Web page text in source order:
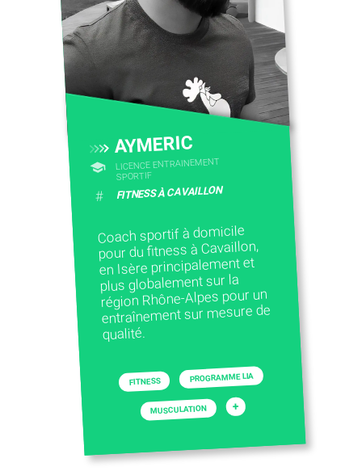
AYMERIC
LICENCE ENTRAINEMENT
SPORTIF
# FITNESS À CAVAILLON
Coach sportif à domicile
pour du fitness à Cavaillon,
en Isère principalement et
plus globalement sur la
région Rhône-Alpes pour un
entraînement sur mesure de
qualité.
FITNESS PROGRAMME LIA
MUSCULATION +